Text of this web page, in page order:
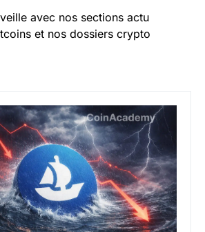
avec nos sections actu
et nos dossiers crypto
encore le lancement de son